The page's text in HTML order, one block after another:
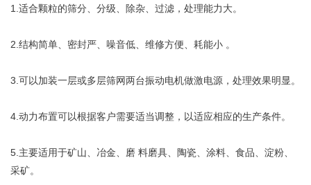
1.适合颗粒的筛分、分级、除杂、过滤，处理能力大。
2.结构简单、密封严、噪音低、维修方便、耗能小 。
3.可以加装一层或多层筛网两台振动电机做激电源，处理效果明显。
4.动力布置可以根据客户需要适当调整，以适应相应的生产条件。
5.主要适用于矿山、冶金、磨 料磨具、陶瓷、涂料、食品、淀粉、
采矿。